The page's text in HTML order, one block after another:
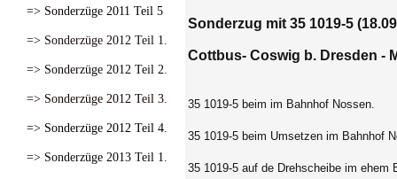
=> Sonderzüge 2011 Teil 5
=> Sonderzüge 2012 Teil 1.
=> Sonderzüge 2012 Teil 2.
=> Sonderzüge 2012 Teil 3.
=> Sonderzüge 2012 Teil 4.
=> Sonderzüge 2013 Teil 1.
Sonderzug mit 35 1019-5
Cottbus- Coswig b. Dresden -
35 1019-5 beim im Bahnhof Nossen.
35 1019-5 beim Umsetzen im Bahnhof
35 1019-5 auf de Drehscheibe im ehem